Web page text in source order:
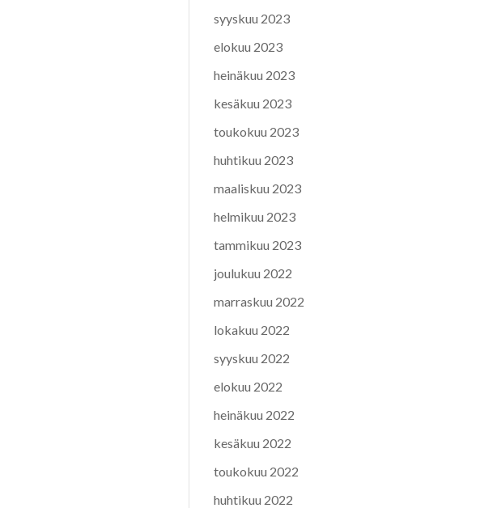
syyskuu 2023
elokuu 2023
heinäkuu 2023
kesäkuu 2023
toukokuu 2023
huhtikuu 2023
maaliskuu 2023
helmikuu 2023
tammikuu 2023
joulukuu 2022
marraskuu 2022
lokakuu 2022
syyskuu 2022
elokuu 2022
heinäkuu 2022
kesäkuu 2022
toukokuu 2022
huhtikuu 2022